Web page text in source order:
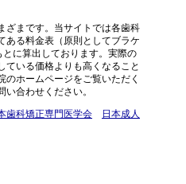
ざまです。当サイトでは各歯科
ある料金表（原則としてブラケ
に算出しております。実際の
ている価格よりも高くなること
のホームページをご覧いただく
合わせください。
歯科矯正専門医学会
日本成人